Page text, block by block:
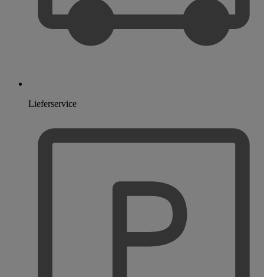
Lieferservice